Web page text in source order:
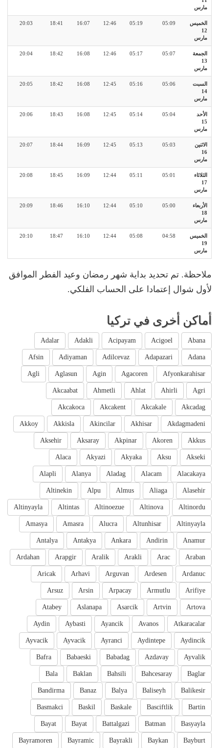
مارس
الخميس
12
مارس
05:09
05:19
12:46
16:07
18:41
20:03
الجمعة
13
مارس
05:07
05:17
12:46
16:08
18:42
20:04
السبت
14
مارس
05:06
05:16
12:45
16:08
18:42
20:05
الأحد
15
مارس
05:04
05:14
12:45
16:08
18:43
20:06
الاثنين
16
مارس
05:03
05:13
12:45
16:09
18:44
20:07
الثلاثاء
17
مارس
05:01
05:11
12:44
16:09
18:45
20:08
الأربعاء
18
مارس
05:00
05:10
12:44
16:10
18:46
20:09
الخميس
19
مارس
04:58
05:08
12:44
16:10
18:47
20:10
ملاحظة. تم تحديد بداية شهر رمضان وعيد الفطر الموافق
لأول شوال إعتمادا على الحساب الفلكي.
أماكن أخرى في تركيا
Abana
Acigoel
Acipayam
Adakli
Adalar
Adana
Adapazari
Adilcevaz
Adiyaman
Afsin
Afyonkarahisar
Agacoren
Agin
Aglasun
Agli
Agri
Ahirli
Ahlat
Ahmetli
Akcaabat
Akcadag
Akcakale
Akcakent
Akcakoca
Akdagmadeni
Akhisar
Akincilar
Akkisla
Akkoy
Akkus
Akoren
Akpinar
Aksaray
Aksehir
Akseki
Aksu
Akyaka
Akyazi
Alaca
Alacakaya
Alacam
Aladag
Alanya
Alapli
Alasehir
Aliaga
Almus
Alpu
Altinekin
Altinordu
Altinova
Altinoezue
Altintas
Altinyayla
Altinyayla
Altunhisar
Alucra
Amasra
Amasya
Anamur
Andirin
Ankara
Antakya
Antalya
Araban
Arac
Arakli
Aralik
Arapgir
Ardahan
Ardanuc
Ardesen
Arguvan
Arhavi
Aricak
Arifiye
Armutlu
Arpacay
Arsin
Arsuz
Artova
Artvin
Asarcik
Aslanapa
Atabey
Atkaracalar
Avanos
Ayancik
Aybasti
Aydin
Aydincik
Aydintepe
Ayranci
Ayvacik
Ayvacik
Ayvalik
Azdavay
Babadag
Babaeski
Bafra
Baglar
Bahcesaray
Bahsili
Baklan
Bala
Balikesir
Baliseyh
Balya
Banaz
Bandirma
Bartin
Basciftlik
Baskale
Baskil
Basmakci
Basyayla
Batman
Battalgazi
Bayat
Bayat
Bayburt
Baykan
Bayrakli
Bayramic
Bayramoren